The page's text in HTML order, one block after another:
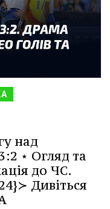
над
⋆ Огляд та
до ЧС.
Дивіться